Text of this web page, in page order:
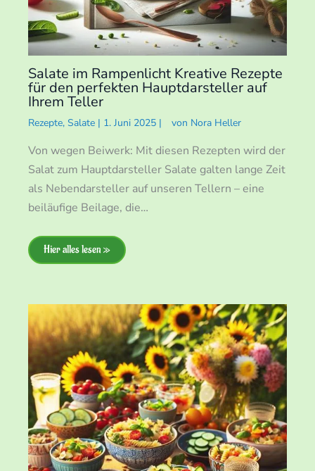
Salate im Rampenlicht Kreative Rezepte
für den perfekten Hauptdarsteller auf
Ihrem Teller
Rezepte, Salate | 1. Juni 2025 | von Nora Heller
Von wegen Beiwerk: Mit diesen Rezepten wird der
Salat zum Hauptdarsteller Salate galten lange Zeit
als Nebendarsteller auf unseren Tellern – eine
beiläufige Beilage, die…
Hier alles lesen »